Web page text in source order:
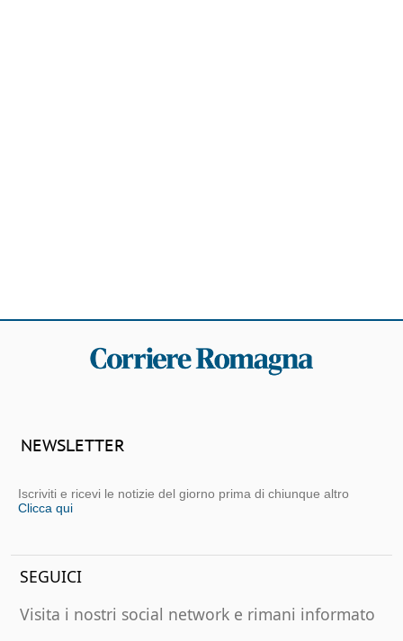
NEWSLETTER
Iscriviti e ricevi le notizie del giorno prima di chiunque altro
Clicca qui
SEGUICI
Visita i nostri social network e rimani informato